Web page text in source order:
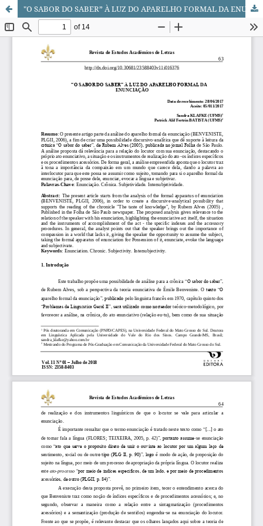
"O SABOR DO SABER” À LUZ DO APARELHO FORMAL DA ENUNCIAÇÃO